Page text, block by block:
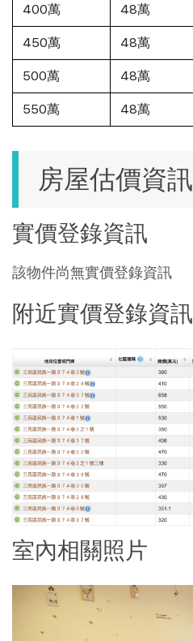
400萬 48萬
450萬 48萬
500萬 48萬
550萬 48萬
房屋估價資訊
實價登錄資訊
該物件尚無實價登錄資訊
附近實價登錄資訊
室內相關照片